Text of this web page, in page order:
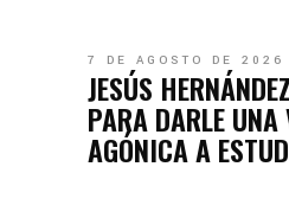
7 DE AGOSTO DE 2026
JESÚS
PARA DARLE
AGÓNICA A